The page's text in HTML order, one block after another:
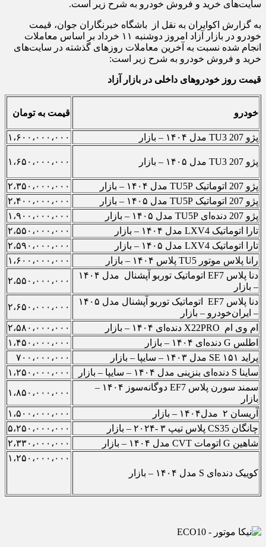
سایت‌های خرید و فروش خودرو به شرح زیر است.
به گزارش اکوایران به نقل از باشگاه خبرنگاران جوان، قیمت
خودرو در بازار آزاد امروز دوشنبه ۱۱ خرداد بر اساس معاملات
انجام شده نسبت به آخرین معاملات روز‌های گذشته در سایت‌های
خرید و فروش خودرو به شرح زیر است:
قیمت روز خودروهای داخلی در بازار آزاد
خودرو قیمت به تومان
پژو 207 TU3 مدل ۱۴۰۴ – بازار ۱،۶۰۰،۰۰۰،۰۰۰
پژو 207 TU3 مدل ۱۴۰۵ – بازار ۱،۶۵۰،۰۰۰،۰۰۰
پژو 207 اتوماتیک TU5P مدل ۱۴۰۴ – بازار
۲،۳۵۰،۰۰۰،۰۰۰
پژو 207 اتوماتیک TU5P مدل ۱۴۰۵ – بازار
۲،۴۰۰،۰۰۰،۰۰۰
پژو 207 دنده‌ای TU5P مدل ۱۴۰۵ – بازار
۱،۹۰۰،۰۰۰،۰۰۰
تارا اتوماتیک LXV4 مدل ۱۴۰۴ – بازار
۲،۵۵۰،۰۰۰،۰۰۰
تارا اتوماتیک LXV4 مدل ۱۴۰۵ – بازار
۲،۵۹۰،۰۰۰،۰۰۰
رانا پلاس موتور TU5 پلاس ۱۴۰۴ – بازار
۱،۶۰۰،۰۰۰،۰۰۰
دنا پلاس EF7 اتوماتیک توربو آپشنال مدل ۱۴۰۴
– بازار
۲،۵۵۰،۰۰۰،۰۰۰
دنا پلاس EF7 اتوماتیک توربو آپشنال مدل ۱۴۰۵
– ایران‌خودرو – بازار
۲،۶۵۰،۰۰۰،۰۰۰
ام وی ام X22PRO دنده‌ای ۱۴۰۴ – بازار
۲،۵۸۰،۰۰۰،۰۰۰
اطلس G دنده‌ای ۱۴۰۴ – بازار
۱،۴۵۰،۰۰۰،۰۰۰
پراید SE ۱۵۱ مدل ۱۴۰۳ – سایپا – بازار
۷۰۰،۰۰۰،۰۰۰
ساینا S دنده‌ای بنزینی مدل ۱۴۰۴ – سایپا – بازار
۱،۲۵۰،۰۰۰،۰۰۰
سمند سورن پلاس EF7 دوگانه‌سوز ۱۴۰۴ –
بازار
۱،۸۵۰،۰۰۰،۰۰۰
آریسان ۲ مدل۱۴۰۴ – بازار
۱،۵۰۰،۰۰۰،۰۰۰
چانگان CS35 پلاس تیپ ۳ -۲۰۲۴ – بازار
۵،۲۵۰،۰۰۰،۰۰۰
شاهین G اتومات CVT مدل ۱۴۰۴ – بازار
۲،۳۳۰،۰۰۰،۰۰۰
کوییک دنده‌ای S مدل ۱۴۰۴ – بازار
۱،۲۵۰،۰۰۰،۰۰۰